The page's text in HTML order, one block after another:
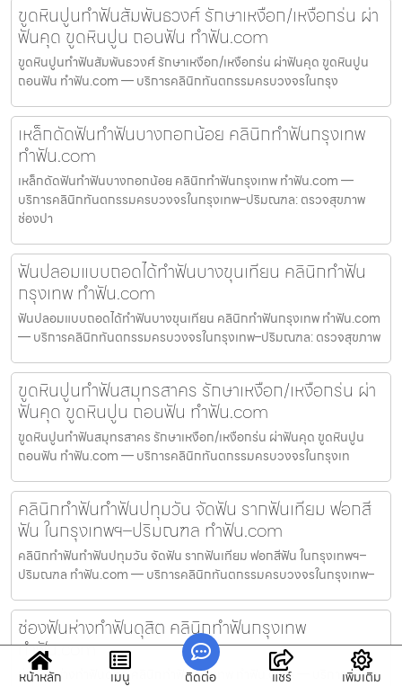
ขูดหินปูนทำฟันสัมพันธวงศ์ รักษาเหงือก/เหงือกร่น ผ่า
ฟันคุด ขูดหินปูน ถอนฟัน ทำฟัน.com
ขูดหินปูนทำฟันสัมพันธวงศ์ รักษาเหงือก/เหงือกร่น ผ่าฟันคุด ขูดหินปูน
ถอนฟัน ทำฟัน.com — บริการคลินิกทันตกรรมครบวงจรในกรุง
เหล็กดัดฟันทำฟันบางกอกน้อย คลินิกทำฟันกรุงเทพ
ทำฟัน.com
เหล็กดัดฟันทำฟันบางกอกน้อย คลินิกทำฟันกรุงเทพ ทำฟัน.com —
บริการคลินิกทันตกรรมครบวงจรในกรุงเทพ–ปริมณฑล: ตรวจสุขภาพ
ช่องปา
ฟันปลอมแบบถอดได้ทำฟันบางขุนเทียน คลินิกทำฟัน
กรุงเทพ ทำฟัน.com
ฟันปลอมแบบถอดได้ทำฟันบางขุนเทียน คลินิกทำฟันกรุงเทพ ทำฟัน.com
— บริการคลินิกทันตกรรมครบวงจรในกรุงเทพ–ปริมณฑล: ตรวจสุขภาพ
ขูดหินปูนทำฟันสมุทรสาคร รักษาเหงือก/เหงือกร่น ผ่า
ฟันคุด ขูดหินปูน ถอนฟัน ทำฟัน.com
ขูดหินปูนทำฟันสมุทรสาคร รักษาเหงือก/เหงือกร่น ผ่าฟันคุด ขูดหินปูน
ถอนฟัน ทำฟัน.com — บริการคลินิกทันตกรรมครบวงจรในกรุงเท
คลินิกทำฟันทำฟันปทุมวัน จัดฟัน รากฟันเทียม ฟอกสี
ฟัน ในกรุงเทพฯ–ปริมณฑล ทำฟัน.com
คลินิกทำฟันทำฟันปทุมวัน จัดฟัน รากฟันเทียม ฟอกสีฟัน ในกรุงเทพฯ–
ปริมณฑล ทำฟัน.com — บริการคลินิกทันตกรรมครบวงจรในกรุงเทพ–
ช่องฟันห่างทำฟันดุสิต คลินิกทำฟันกรุงเทพ
ทำฟัน.com
ช่องฟันห่างทำฟันดุสิต คลินิกทำฟันกรุงเทพ ทำฟัน.com — บริการคลินิก
หน้าหลัก เมนู ติดต่อ แชร์ เพิ่มเติม